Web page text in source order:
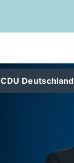
CDU Deutschland